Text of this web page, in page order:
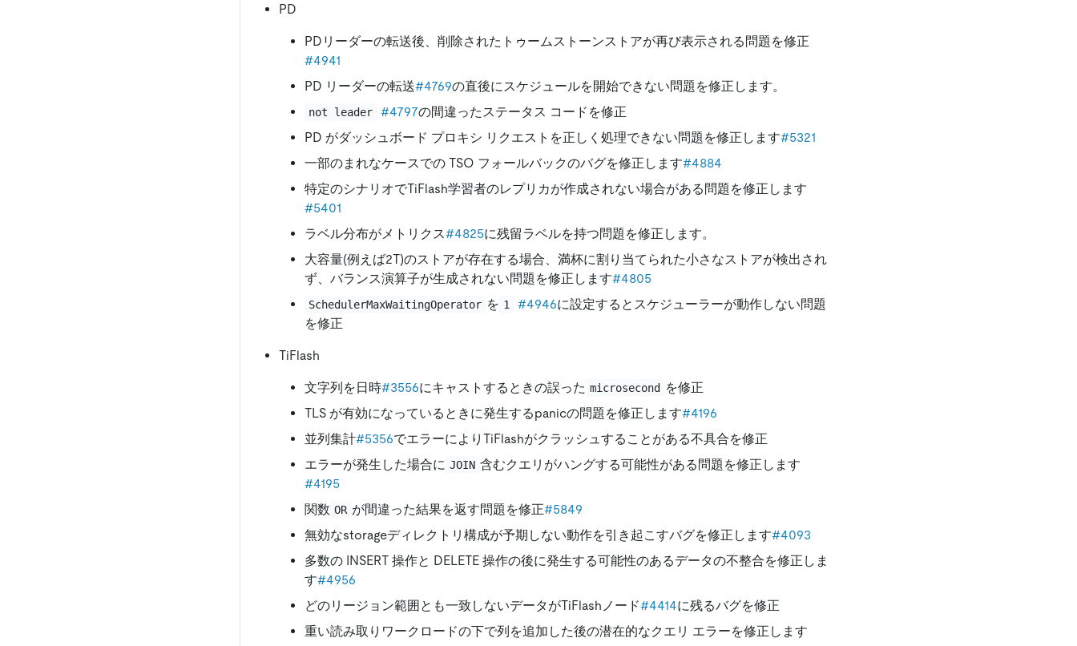
PD
PDリーダーの転送後、削除されたトゥームストーンストアが再び表示される問題を修正
#4941
PD リーダーの転送#4769の直後にスケジュールを開始できない問題を修正します。
not leader #4797の間違ったステータス コードを修正
PD がダッシュボード プロキシ リクエストを正しく処理できない問題を修正します#5321
一部のまれなケースでの TSO フォールバックのバグを修正します#4884
特定のシナリオでTiFlash学習者のレプリカが作成されない場合がある問題を修正します
#5401
ラベル分布がメトリクス#4825に残留ラベルを持つ問題を修正します。
大容量(例えば2T)のストアが存在する場合、満杯に割り当てられた小さなストアが検出され
ず、バランス演算子が生成されない問題を修正します#4805
SchedulerMaxWaitingOperator を 1 #4946に設定するとスケジューラーが動作しない問題
を修正
TiFlash
文字列を日時#3556にキャストするときの誤った microsecond
を修正
TLS が有効になっているときに発生するpanicの問題を修正します#4196
並列集計#5356でエラーによりTiFlashがクラッシュすることがある不具合を修正
エラーが発生した場合に JOIN 含むクエリがハングする可能性がある問題を修正します
#4195
関数 OR が間違った結果を返す問題を修正#5849
無効なstorageディレクトリ構成が予期しない動作を引き起こすバグを修正します#4093
多数の INSERT 操作と DELETE 操作の後に発生する可能性のあるデータの不整合を修正しま
す#4956
どのリージョン範囲とも一致しないデータがTiFlashノード#4414に残るバグを修正
重い読み取りワークロードの下で列を追加した後の潜在的なクエリ エラーを修正します